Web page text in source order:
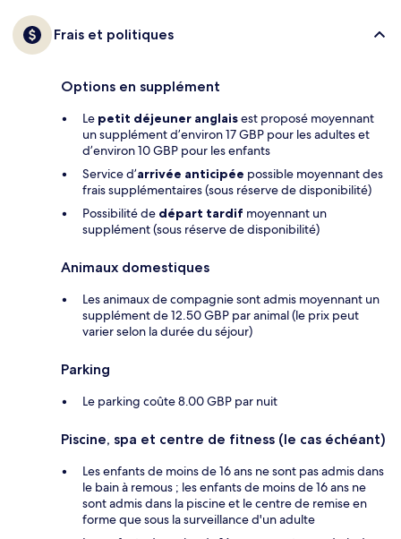
Frais et politiques
Options en supplément
Le petit déjeuner anglaisest proposé moyennant
un supplément d’environ 17 GBP pour les adultes et
d’environ 10 GBP pour les enfants
Service d’arrivée anticipée possible moyennant des
frais supplémentaires (sous réserve de disponibilité)
Possibilité de départ tardif moyennant un
supplément (sous réserve de disponibilité)
Animaux domestiques
Les animaux de compagnie sont admis moyennant un
supplément de 12.50 GBP par animal (le prix peut
varier selon la durée du séjour)
Parking
Le parking coûte 8.00 GBP par nuit
Piscine, spa et centre de fitness (le cas échéant)
Les enfants de moins de 16 ans ne sont pas admis dans
le bain à remous ; les enfants de moins de 16 ans ne
sont admis dans la piscine et le centre de remise en
forme que sous la surveillance d'un adulte